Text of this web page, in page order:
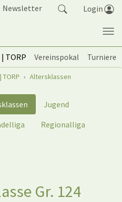
Newsletter Login
TORP Vereinspokal
Turniere
Altersklassen
Jugend
Regionalliga
Gr. 124